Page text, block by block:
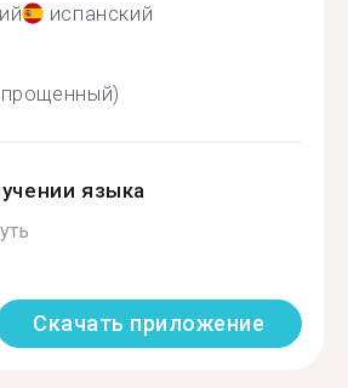
испанский
языка
Скачать приложение